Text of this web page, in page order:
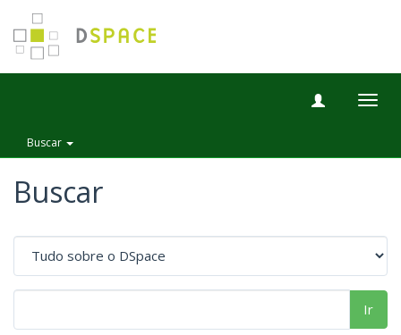
Buscar
Buscar
Ir